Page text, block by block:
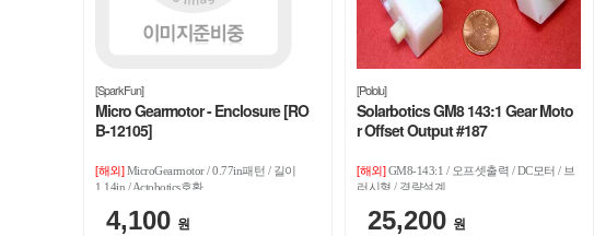
[SparkFun]
Micro Gearmotor - Enclosure [RO
B-12105]
[해외]MicroGearmotor / 0.77in패턴 / 길이
1.14in / Actobotics호환
4,100 원
[Pololu]
Solarbotics GM8 143:1 Gear Moto
r Offset Output #187
[해외]GM8-143:1 / 오프셋출력 / DC모터 / 브
러시형 / 경량설계
25,200 원